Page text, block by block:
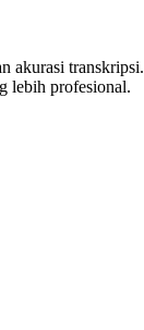
akurasi transkripsi.
lebih profesional.